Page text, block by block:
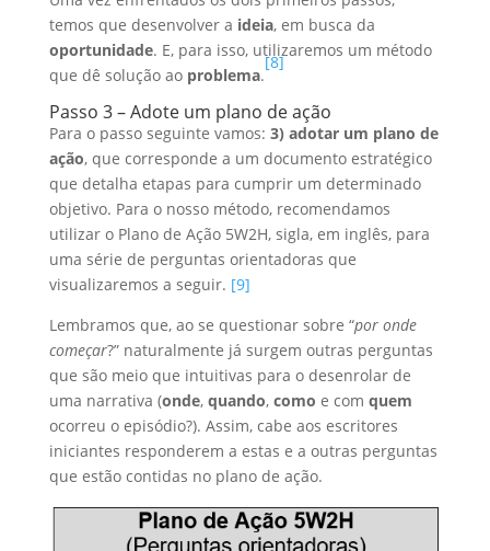
temos que desenvolver a ideia, em busca da
oportunidade. E, para isso, utilizaremos um método
que dê solução ao problema.
[8]
Passo 3 – Adote um plano de ação
Para o passo seguinte vamos: 3) adotar um plano de
ação, que corresponde a um documento estratégico
que detalha etapas para cumprir um determinado
objetivo. Para o nosso método, recomendamos
utilizar o Plano de Ação 5W2H, sigla, em inglês, para
uma série de perguntas orientadoras que
visualizaremos a seguir. [9]
Lembramos que, ao se questionar sobre “por onde
começar?” naturalmente já surgem outras perguntas
que são meio que intuitivas para o desenrolar de
uma narrativa (onde, quando, como e com quem
ocorreu o episódio?). Assim, cabe aos escritores
iniciantes responderem a estas e a outras perguntas
que estão contidas no plano de ação.